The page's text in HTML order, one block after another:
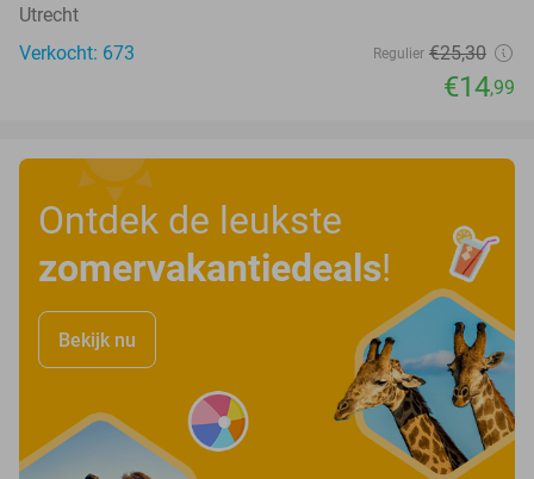
Utrecht
Verkocht: 673
Regulier €25,30
€14,99
Ontdek de leukste
zomervakantiedeals!
Bekijk nu